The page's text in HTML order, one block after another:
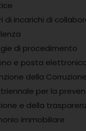
di incarichi di
di procedimento
e posta
della Corruzione
per la
e della
immobiliare